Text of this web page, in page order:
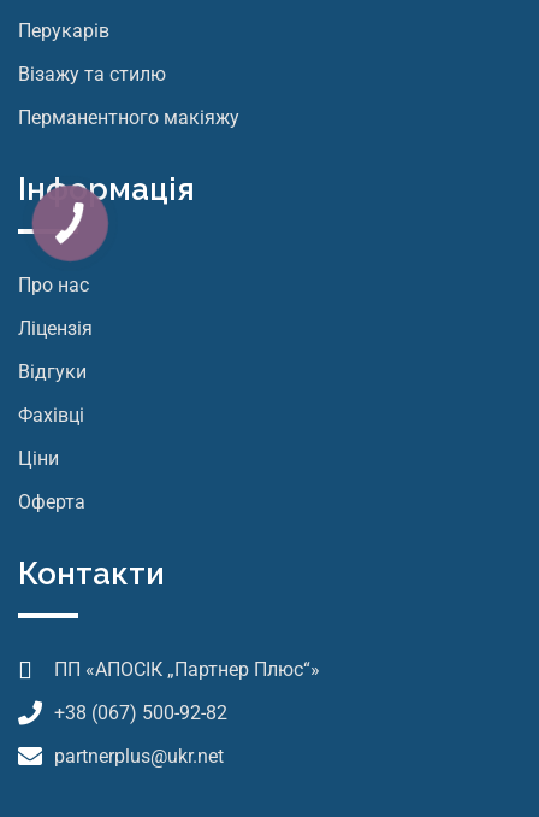
Перукарів
Візажу та стилю
Перманентного макіяжу
Інформація
Про нас
Ліцензія
Відгуки
Фахівці
Ціни
Оферта
Контакти
ПП «АПОСІК „Партнер Плюс“»
+38 (067) 500-92-82
partnerplus@ukr.net